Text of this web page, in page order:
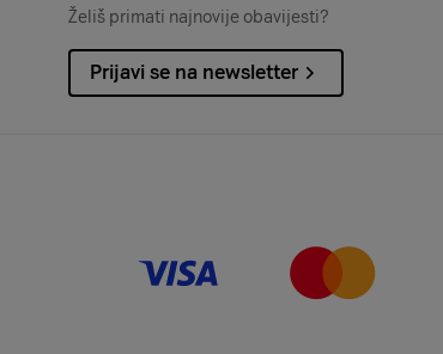
Želiš primati najnovije obavijesti?
Prijavi se na newsletter